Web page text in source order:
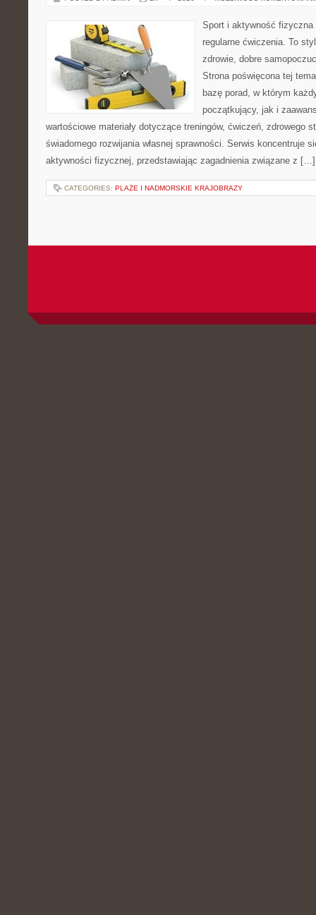
Sport i aktywność
regularne ćwiczenia. To
zdrowie, dobre
Strona poświęcona tej
bazę porad, w którym
początkujący, jak i
wartościowe materiały dotyczące treningów, ćwiczeń, zdrowego
świadomego rozwijania własnej sprawności. Serwis koncentruje
aktywności fizycznej, przedstawiając zagadnienia związane z […]
CATEGORIES: PLAŻE I NADMORSKIE KRAJOBRAZY